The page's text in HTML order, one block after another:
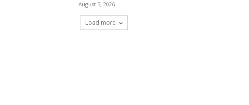
August 5, 2026
Load more